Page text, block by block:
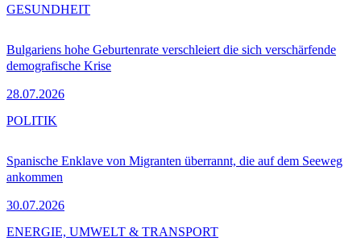
Bulgariens hohe Geburtenrate verschleiert die sich verschärfende
demografische Krise
28.07.2026
GESUNDHEIT
Spanische Enklave von Migranten überrannt, die auf dem Seeweg
ankommen
30.07.2026
POLITIK
ENERGIE, UMWELT & TRANSPORT